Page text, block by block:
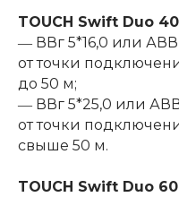
TOUCH Swift Duo
― ВВг 5*16,0 или
от точки
до 50 м;
― ВВг 5*25,0 или
от точки
свыше 50 м.
TOUCH Swift Duo